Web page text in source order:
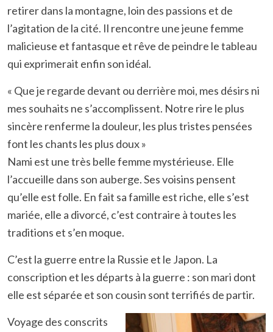
retirer dans la montagne, loin des passions et de
l’agitation de la cité. Il rencontre une jeune femme
malicieuse et fantasque et rêve de peindre le tableau
qui exprimerait enfin son idéal.
« Que je regarde devant ou derrière moi, mes désirs ni
mes souhaits ne s’accomplissent. Notre rire le plus
sincère renferme la douleur, les plus tristes pensées
font les chants les plus doux »
Nami est une très belle femme mystérieuse. Elle
l’accueille dans son auberge. Ses voisins pensent
qu’elle est folle. En fait sa famille est riche, elle s’est
mariée, elle a divorcé, c’est contraire à toutes les
traditions et s’en moque.
C’est la guerre entre la Russie et le Japon. La
conscription et les départs à la guerre : son mari dont
elle est séparée et son cousin sont terrifiés de partir.
Voyage des conscrits